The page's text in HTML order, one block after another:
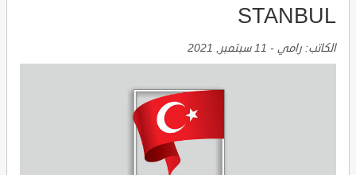
STANBUL
الكاتب: رامي - 11 سبتمبر, 2021